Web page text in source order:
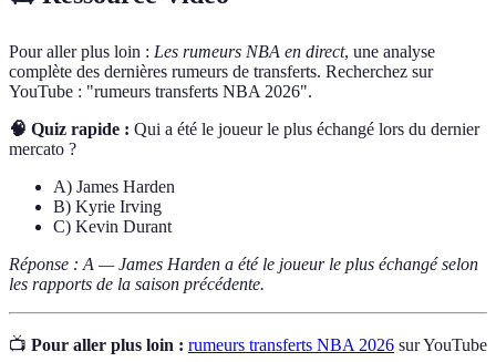
Pour aller plus loin : Les rumeurs NBA en direct, une analyse
complète des dernières rumeurs de transferts. Recherchez sur
YouTube : "rumeurs transferts NBA 2026".
🧠 Quiz rapide : Qui a été le joueur le plus échangé lors du dernier
mercato ?
A) James Harden
B) Kyrie Irving
C) Kevin Durant
Réponse : A — James Harden a été le joueur le plus échangé selon
les rapports de la saison précédente.
📺 Pour aller plus loin : rumeurs transferts NBA 2026 sur YouTube